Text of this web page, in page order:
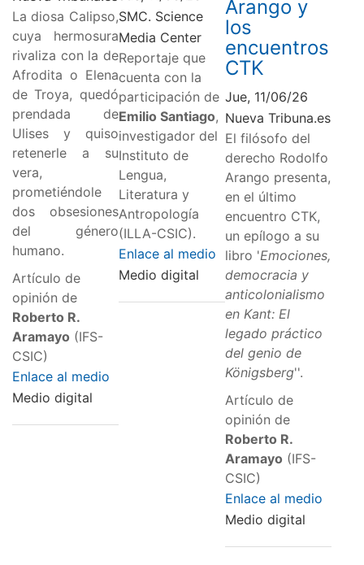
La diosa Calipso,
cuya hermosura
rivaliza con la de
Afrodita o Elena
de Troya, quedó
prendada de
Ulises y quiso
retenerle a su
vera,
prometiéndole
dos obsesiones
del género
humano.
Artículo de
opinión de
Roberto R.
Aramayo (IFS-
CSIC)
Enlace al medio
Medio digital
SMC. Science
Media Center
Reportaje que
cuenta con la
participación de
Emilio Santiago,
investigador del
Instituto de
Lengua,
Literatura y
Antropología
(ILLA-CSIC).
Enlace al medio
Medio digital
Arango y
los
encuentros
CTK
Jue, 11/06/26
Nueva Tribuna.es
El filósofo del
derecho Rodolfo
Arango presenta,
en el último
encuentro CTK,
un epílogo a su
libro 'Emociones,
democracia y
anticolonialismo
en Kant: El
legado práctico
del genio de
Königsberg''.
Artículo de
opinión de
Roberto R.
Aramayo (IFS-
CSIC)
Enlace al medio
Medio digital